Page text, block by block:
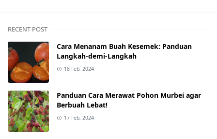
RECENT POST
Cara Menanam Buah Kesemek: Panduan
Langkah-demi-Langkah
18 Feb, 2024
Panduan Cara Merawat Pohon Murbei agar
Berbuah Lebat!
17 Feb, 2024